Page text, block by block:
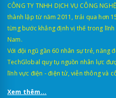
CÔNG TY TNHH DỊCH VỤ CÔNG
thành lập từ năm 2011, trải qua hơn
từng bước khẳng định vị thế trong lĩnh
Nam.
Với đội ngũ gần 60 nhân sự trẻ, năng
TechGlobal quy tụ nguồn nhân lực
lĩnh vực điện - điện tử, viễn thông và
Xem thêm...